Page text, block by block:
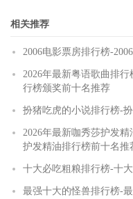
相关推荐
2006电影票房排行榜-
2026年最新粤语歌曲排
行榜颁奖前十名推荐
扮猪吃虎的小说排行榜-
2026年最新咖秀莎护发
护发精油排行榜前十名推
十大必吃粗粮排行榜-十
最强十大的怪兽排行榜-